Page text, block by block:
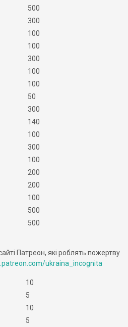
500
300
100
100
300
100
100
50
300
140
100
300
100
200
200
100
500
500
Патреон, які роблять пожертву
ukraina_incognita
10
5
10
5